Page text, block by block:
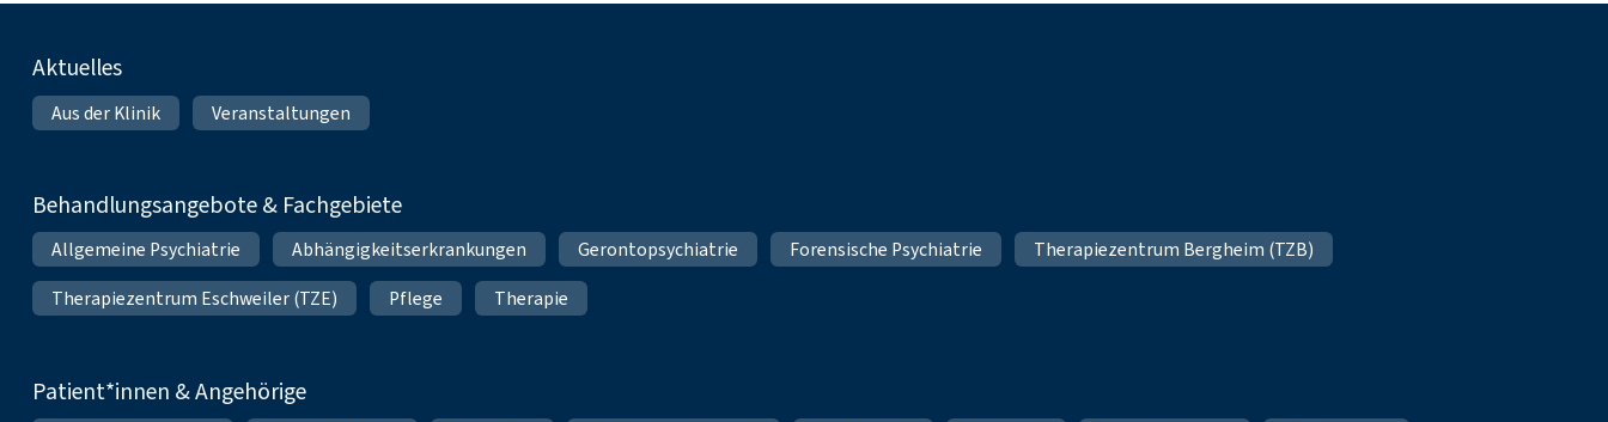
Fußnavigation
Aktuelles
Aus der Klinik Veranstaltungen
Behandlungsangebote & Fachgebiete
Allgemeine Psychiatrie Abhängigkeitserkrankungen Gerontopsychiatrie Forensische Psychiatrie
Therapiezentrum Bergheim (TZB)
Therapiezentrum Eschweiler (TZE)
Pflege Therapie
Patient*innen & Angehörige